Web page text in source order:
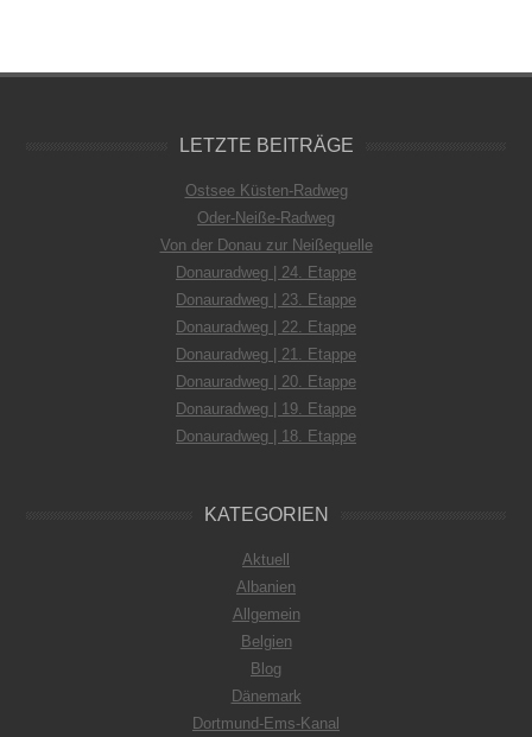
LETZTE BEITRÄGE
Ostsee Küsten-Radweg
Oder-Neiße-Radweg
Von der Donau zur Neißequelle
Donauradweg | 24. Etappe
Donauradweg | 23. Etappe
Donauradweg | 22. Etappe
Donauradweg | 21. Etappe
Donauradweg | 20. Etappe
Donauradweg | 19. Etappe
Donauradweg | 18. Etappe
KATEGORIEN
Aktuell
Albanien
Allgemein
Belgien
Blog
Dänemark
Dortmund-Ems-Kanal